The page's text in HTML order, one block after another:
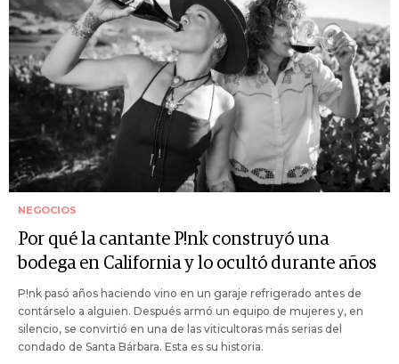
NEGOCIOS
Por qué la cantante P!nk construyó una
bodega en California y lo ocultó durante años
P!nk pasó años haciendo vino en un garaje refrigerado antes de
contárselo a alguien. Después armó un equipo de mujeres y, en
silencio, se convirtió en una de las viticultoras más serias del
condado de Santa Bárbara. Esta es su historia.